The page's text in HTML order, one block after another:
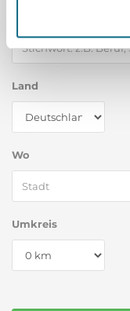
Land
Wo
Umkreis